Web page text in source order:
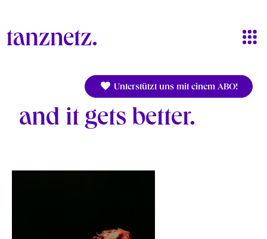
Unterstützt uns mit einem ABO!
and it gets better